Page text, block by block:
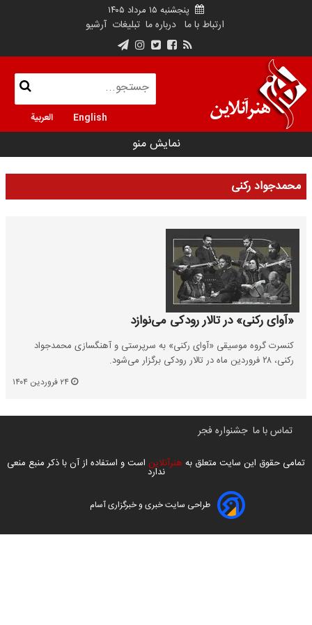
پنجشنبه ۱۵ مرداد ۱۴۰۵
ارتباط با ما درباره ما تبلیغات آرشیو
English العربية
نمایش منو
محمدجواد رکنی
«آوای رکنی» در تالار رودکی می‌نوازد
کنسرت گروه موسیقی «آوای رکنی» به سرپرستی و آهنگسازی محمدجواد
رکنی، ۲۸ فروردین ماه در تالار رودکی برگزار می‌شود.
تماس با ما جشنواره فجر
تمامی حقوق این سایت متعلق به هنرآنلاین است و استفاده از آن با ذکر منبع منعی
ندارد
طراحی سایت خبری و خبرگزاری آسام